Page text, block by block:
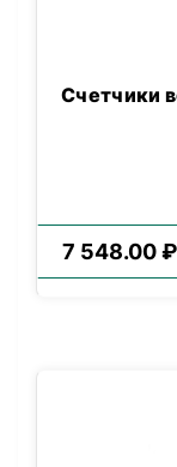
Счетчики
7 548.00 ₽